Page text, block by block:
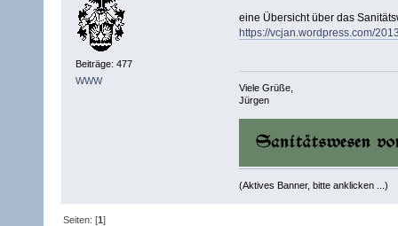
Beiträge: 477
WWW
eine Übersicht über das
https://vcjan.wordpress.com/
Viele Grüße,
Jürgen
(Aktives Banner, bitte anklicken ...)
Seiten: [1]